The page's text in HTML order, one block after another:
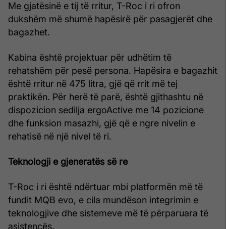
Me gjatësinë e tij të rritur, T-Roc i ri ofron
dukshëm më shumë hapësirë për pasagjerët dhe
bagazhet.
Kabina është projektuar për udhëtim të
rehatshëm për pesë persona. Hapësira e bagazhit
është rritur në 475 litra, gjë që rrit më tej
praktikën. Për herë të parë, është gjithashtu në
dispozicion sedilja ergoActive me 14 pozicione
dhe funksion masazhi, gjë që e ngre nivelin e
rehatisë në një nivel të ri.
Teknologji e gjeneratës së re
T-Roc i ri është ndërtuar mbi platformën më të
fundit MQB evo, e cila mundëson integrimin e
teknologjive dhe sistemeve më të përparuara të
asistencës.